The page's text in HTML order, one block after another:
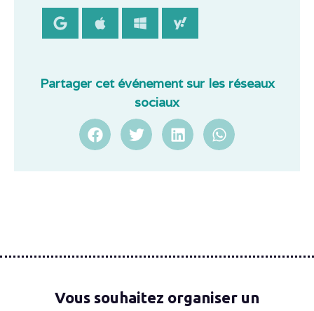
Partager cet événement sur les réseaux
sociaux
Vous souhaitez organiser un